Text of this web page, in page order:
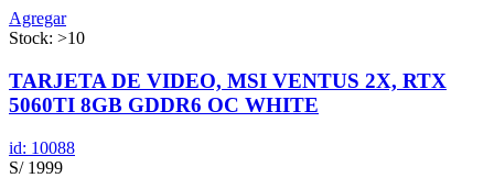
Agregar
Stock: >10
TARJETA DE VIDEO, MSI VENTUS 2X, RTX
5060TI 8GB GDDR6 OC WHITE
id: 10088
S/ 1999